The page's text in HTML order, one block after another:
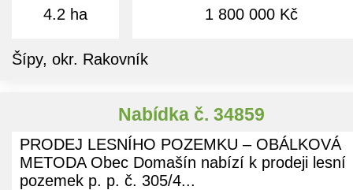
4.2 ha 1 800 000 Kč
Šípy, okr. Rakovník
Nabídka č. 34859
PRODEJ LESNÍHO POZEMKU – OBÁLKOVÁ
METODA Obec Domašín nabízí k prodeji lesní
pozemek p. p. č. 305/4...